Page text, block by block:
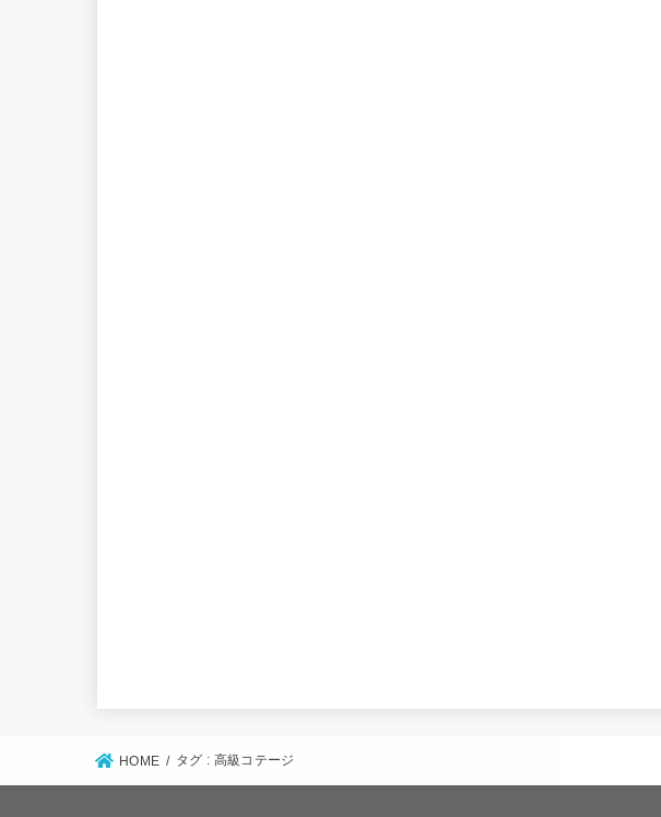
HOME タグ : 高級コテージ